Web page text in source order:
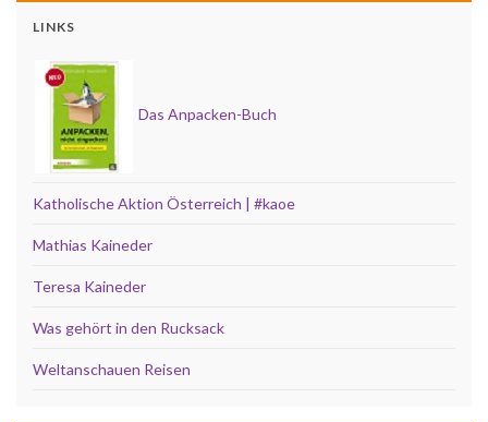
LINKS
Das Anpacken-Buch
Katholische Aktion Österreich | #kaoe
Mathias Kaineder
Teresa Kaineder
Was gehört in den Rucksack
Weltanschauen Reisen